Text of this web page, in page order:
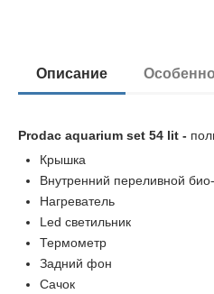
Описание
Prodac aquarium set 54 lit -
Крышка
Внутренний переливной
Нагреватель
Led светильник
Термометр
Задний фон
Сачок